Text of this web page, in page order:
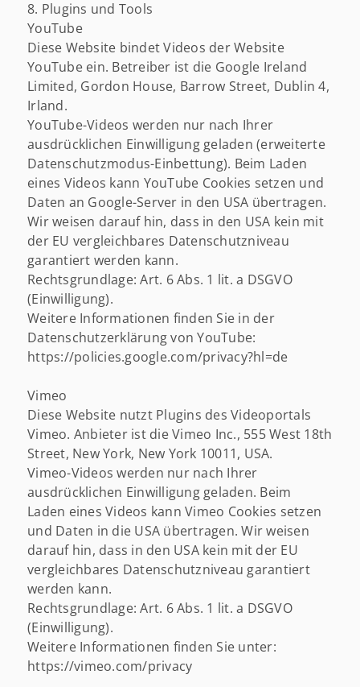
8. Plugins und Tools
YouTube
Diese Website bindet Videos der Website
YouTube ein. Betreiber ist die Google Ireland
Limited, Gordon House, Barrow Street, Dublin 4,
Irland.
YouTube-Videos werden nur nach Ihrer
ausdrücklichen Einwilligung geladen (erweiterte
Datenschutzmodus-Einbettung). Beim Laden
eines Videos kann YouTube Cookies setzen und
Daten an Google-Server in den USA übertragen.
Wir weisen darauf hin, dass in den USA kein mit
der EU vergleichbares Datenschutzniveau
garantiert werden kann.
Rechtsgrundlage: Art. 6 Abs. 1 lit. a DSGVO
(Einwilligung).
Weitere Informationen finden Sie in der
Datenschutzerklärung von YouTube:
https://policies.google.com/privacy?hl=de
Vimeo
Diese Website nutzt Plugins des Videoportals
Vimeo. Anbieter ist die Vimeo Inc., 555 West 18th
Street, New York, New York 10011, USA.
Vimeo-Videos werden nur nach Ihrer
ausdrücklichen Einwilligung geladen. Beim
Laden eines Videos kann Vimeo Cookies setzen
und Daten in die USA übertragen. Wir weisen
darauf hin, dass in den USA kein mit der EU
vergleichbares Datenschutzniveau garantiert
werden kann.
Rechtsgrundlage: Art. 6 Abs. 1 lit. a DSGVO
(Einwilligung).
Weitere Informationen finden Sie unter:
https://vimeo.com/privacy